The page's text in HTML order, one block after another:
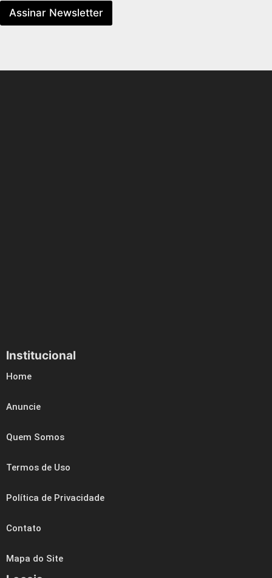
Assinar Newsletter
Institucional
Home
Anuncie
Quem Somos
Termos de Uso
Política de Privacidade
Contato
Mapa do Site